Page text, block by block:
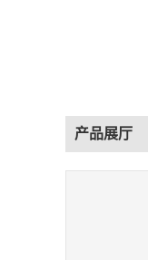
产品展厅